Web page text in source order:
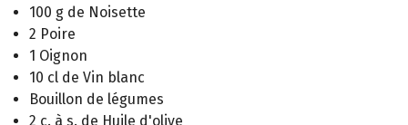
100 g de Noisette
2 Poire
1 Oignon
10 cl de Vin blanc
Bouillon de légumes
2 c. à s. de Huile d'olive